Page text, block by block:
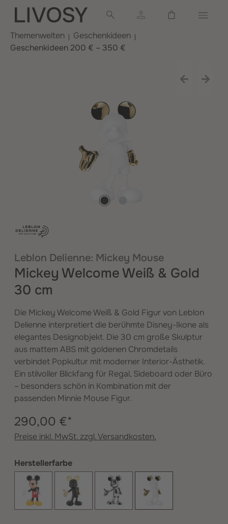
springen
Warenkorb
Themenwelten
Geschenkideen
Geschenkideen 200 € – 350 €
Leblon Delienne: Mickey Mouse
Mickey Welcome Weiß & Gold
30 cm
Die Mickey Welcome Weiß & Gold Figur von Leblon
Delienne interpretiert die berühmte Disney-Ikone als
elegantes Designobjekt. Die 30 cm große Skulptur
aus mattem ABS mit goldenen Chromdetails
verbindet Popkultur mit moderner Interior-Ästhetik.
Ein stilvoller Blickfang für Regal, Sideboard oder Büro
– besonders schön in Kombination mit der
passenden Minnie Mouse Figur.
290,00 €*
Preise inkl. MwSt. zzgl. Versandkosten.
Herstellerfarbeauswählen
Original Schwarz und Gold
Silber Weiß und Gold